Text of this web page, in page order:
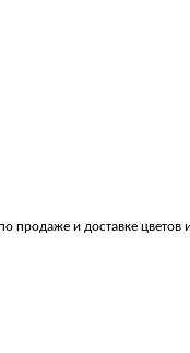
продаже и доставке цветов